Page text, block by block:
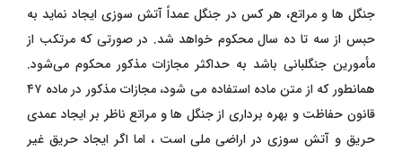
جنگل ها و مراتع، هر کس در جنگل عمداً آتش‌ سوزی ایجاد نماید به
حبس از سه تا ده سال محکوم خواهد شد. در صورتی که مرتکب از
مأمور‌ین جنگلبانی باشد به حداکثر مجازات مذکور محکوم می‌شود.
همانطور که از متن ماده استفاده می شود، مجازات مذکور در ماده ۴۷
قانون حفاظت و بهره برداری از جنگل ها و مراتع ناظر بر ایجاد عمدی
حریق و آتش سوزی در اراضی ملی است ، اما اگر ایجاد حریق غیر